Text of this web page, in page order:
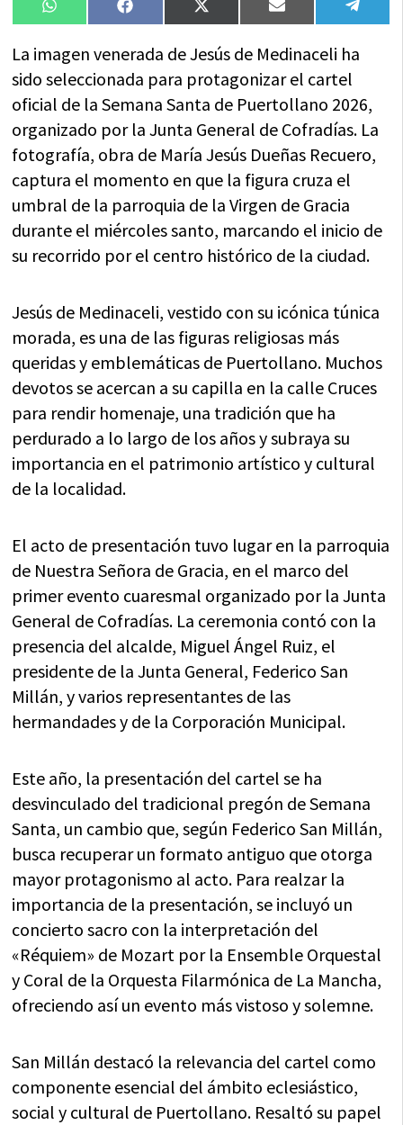
Compartir
en
WhatsAppCompartir
en
FacebookCompartir
en
X
(Twitter)
Compartir
en
Email
en
La imagen venerada de Jesús de Medinaceli ha
sido seleccionada para protagonizar el cartel
oficial de la Semana Santa de Puertollano 2026,
organizado por la Junta General de Cofradías. La
fotografía, obra de María Jesús Dueñas Recuero,
captura el momento en que la figura cruza el
umbral de la parroquia de la Virgen de Gracia
durante el miércoles santo, marcando el inicio de
su recorrido por el centro histórico de la ciudad.
Jesús de Medinaceli, vestido con su icónica túnica
morada, es una de las figuras religiosas más
queridas y emblemáticas de Puertollano. Muchos
devotos se acercan a su capilla en la calle Cruces
para rendir homenaje, una tradición que ha
perdurado a lo largo de los años y subraya su
importancia en el patrimonio artístico y cultural
de la localidad.
El acto de presentación tuvo lugar en la parroquia
de Nuestra Señora de Gracia, en el marco del
primer evento cuaresmal organizado por la Junta
General de Cofradías. La ceremonia contó con la
presencia del alcalde, Miguel Ángel Ruiz, el
presidente de la Junta General, Federico San
Millán, y varios representantes de las
hermandades y de la Corporación Municipal.
Este año, la presentación del cartel se ha
desvinculado del tradicional pregón de Semana
Santa, un cambio que, según Federico San Millán,
busca recuperar un formato antiguo que otorga
mayor protagonismo al acto. Para realzar la
importancia de la presentación, se incluyó un
concierto sacro con la interpretación del
«Réquiem» de Mozart por la Ensemble Orquestal
y Coral de la Orquesta Filarmónica de La Mancha,
ofreciendo así un evento más vistoso y solemne.
San Millán destacó la relevancia del cartel como
componente esencial del ámbito eclesiástico,
social y cultural de Puertollano. Resaltó su papel